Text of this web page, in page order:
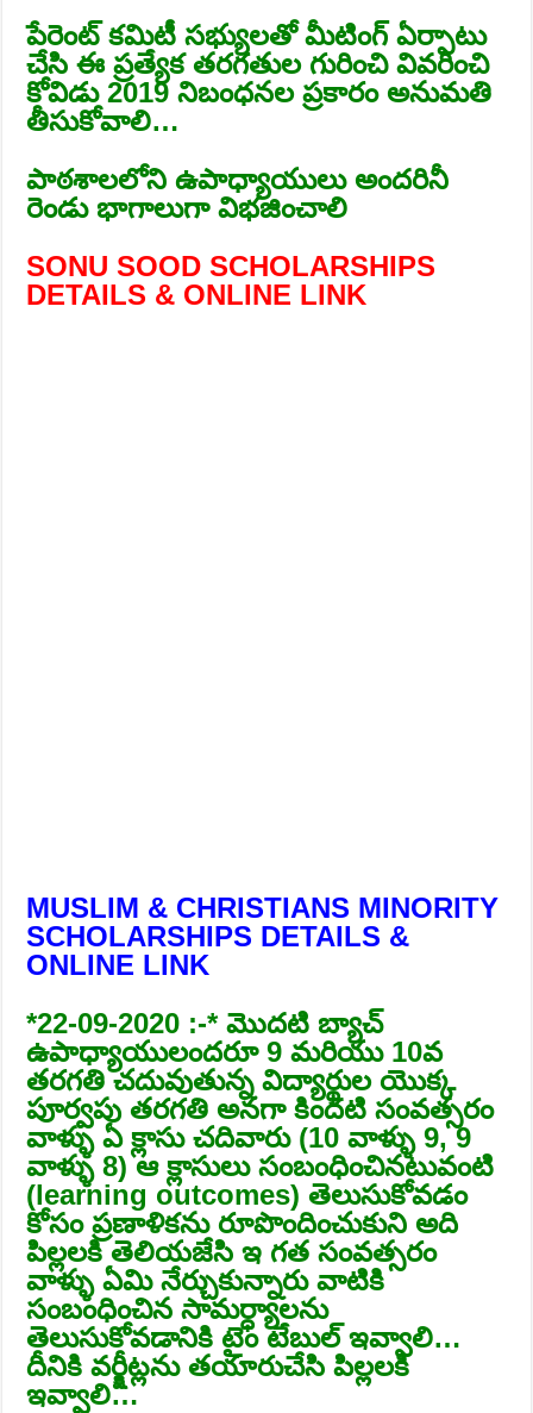
పేరెంట్ కమిటీ సభ్యులతో మీటింగ్ ఏర్పాటు
చేసి ఈ ప్రత్యేక తరగతుల గురించి వివరించి
కోవిడు 2019 నిబంధనల ప్రకారం అనుమతి
తీసుకోవాలి…
పాఠశాలలోని ఉపాధ్యాయులు అందరినీ
రెండు భాగాలుగా విభజించాలి
SONU SOOD SCHOLARSHIPS
DETAILS & ONLINE LINK
MUSLIM & CHRISTIANS MINORITY
SCHOLARSHIPS DETAILS &
ONLINE LINK
*22-09-2020 :-* మొదటి బ్యాచ్
ఉపాధ్యాయులందరూ 9 మరియు 10వ
తరగతి చదువుతున్న విద్యార్థుల యొక్క
పూర్వపు తరగతి అనగా కిందటి సంవత్సరం
వాళ్ళు ఏ క్లాసు చదివారు (10 వాళ్ళు 9, 9
వాళ్ళు 8) ఆ క్లాసులు సంబంధించినటువంటి
(learning outcomes) తెలుసుకోవడం
కోసం ప్రణాళికను రూపొందించుకుని అది
పిల్లలకి తెలియజేసి ఇ గత సంవత్సరం
వాళ్ళు ఏమి నేర్చుకున్నారు వాటికి
సంబంధించిన సామర్ధ్యాలను
తెలుసుకోవడానికి టైం టేబుల్ ఇవ్వాలి…
దీనికి వర్క్షీట్లను తయారుచేసి పిల్లలకి
ఇవ్వాలి…